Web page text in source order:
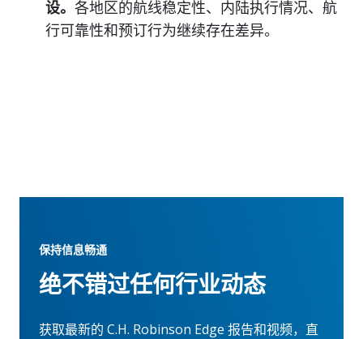
设。 各地区的航线稳定性、内陆执行情况、航
行可靠性和预订行为继续存在差异。
保持信息畅通
绝不错过任何行业动态
获取最新的 C.H. Robinson Edge 报告和视频，直